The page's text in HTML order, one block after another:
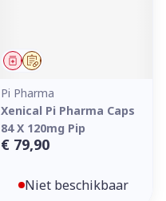
Op voorschrift
Geneesmiddel
Pi Pharma
Xenical Pi Pharma Caps
84 X 120mg Pip
€ 79,90
Niet beschikbaar